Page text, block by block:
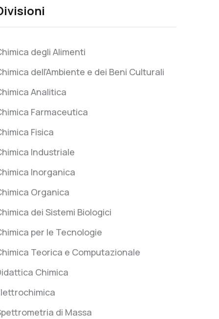
degli Alimenti
dell'Ambiente e dei Beni Culturali
Analitica
Farmaceutica
Fisica
Industriale
Inorganica
Organica
dei Sistemi Biologici
per le Tecnologie
Teorica e Computazionale
Chimica
di Massa